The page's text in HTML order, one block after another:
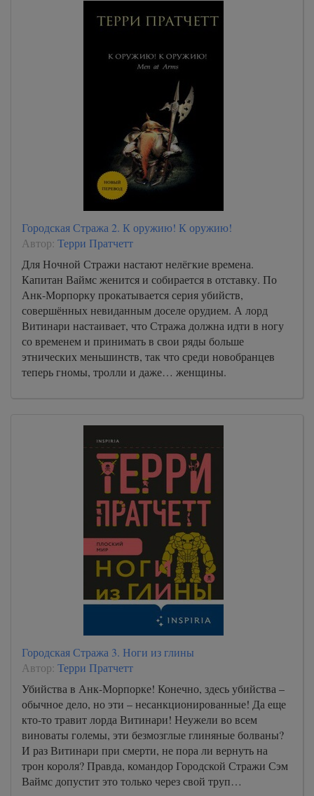
Городская Стража 2. К оружию! К оружию!
Автор: Терри Пратчетт
Для Ночной Стражи настают нелёгкие времена.
Капитан Ваймс женится и собирается в отставку. По
Анк-Морпорку прокатывается серия убийств,
совершённых невиданным доселе орудием. А лорд
Витинари настаивает, что Стража должна идти в ногу
со временем и принимать в свои ряды больше
этнических меньшинств, так что среди новобранцев
теперь гномы, тролли и даже… женщины.
Городская Стража 3. Ноги из глины
Автор: Терри Пратчетт
Убийства в Анк-Морпорке! Конечно, здесь убийства –
обычное дело, но эти – несанкционированные! Да еще
кто-то травит лорда Витинари! Неужели во всем
виноваты големы, эти безмозглые глиняные болваны?
И раз Витинари при смерти, не пора ли вернуть на
трон короля? Правда, командор Городской Стражи Сэм
Ваймс допустит это только через свой труп…